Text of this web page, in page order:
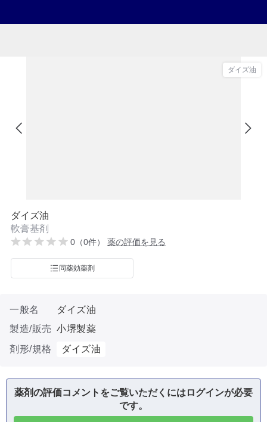
ダイズ油
ダイズ油
軟膏基剤
0（0件） 薬の評価を見る
同薬効薬剤
一般名
ダイズ油
製造/販売 小堺製薬
剤形/規格
ダイズ油
薬剤の評価コメントをご覧いただくにはログインが必要
です。